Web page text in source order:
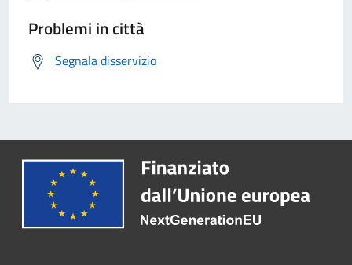
Problemi in città
Segnala disservizio